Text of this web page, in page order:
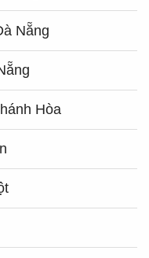
Nẵng
Hòa